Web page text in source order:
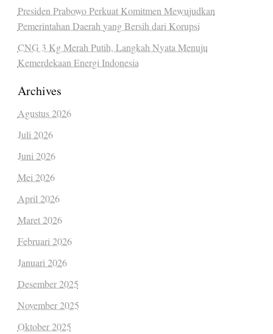
Presiden Prabowo Perkuat Komitmen Mewujudkan
Pemerintahan Daerah yang Bersih dari Korupsi
CNG 3 Kg Merah Putih, Langkah Nyata Menuju
Kemerdekaan Energi Indonesia
Archives
Agustus 2026
Juli 2026
Juni 2026
Mei 2026
April 2026
Maret 2026
Februari 2026
Januari 2026
Desember 2025
November 2025
Oktober 2025